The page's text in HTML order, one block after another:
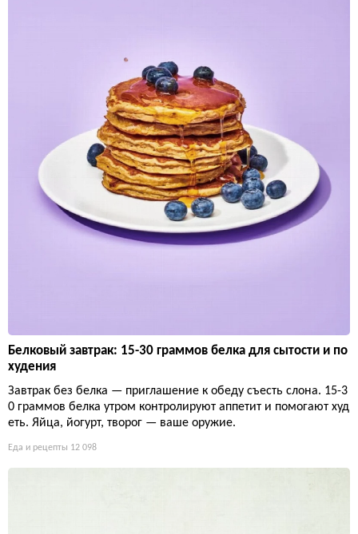
Белковый завтрак: 15-30 граммов белка для сытости и по
худения
Завтрак без белка — приглашение к обеду съесть слона. 15-3
0 граммов белка утром контролируют аппетит и помогают худ
еть. Яйца, йогурт, творог — ваше оружие.
Еда и рецепты 12 098